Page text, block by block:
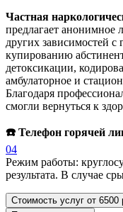
Частная
предлагает анонимное
других зависимостей
купированию
детоксикации,
амбулаторное и
Благодаря
смогли вернуться к
☎️ Телефон горячей
04
Режим работы:
результата. В случае
Стоимость услуг от 6500